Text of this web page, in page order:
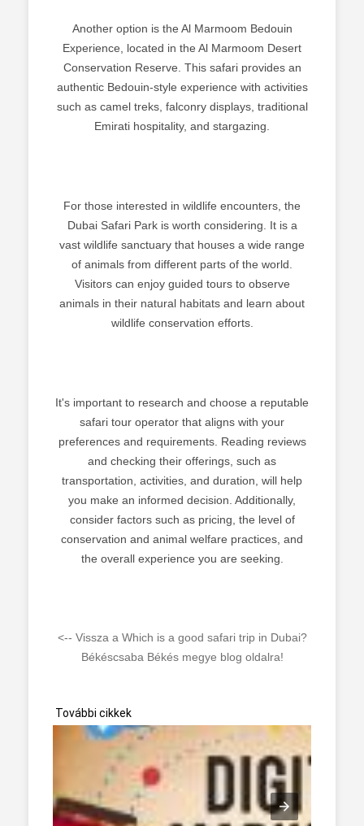
Another option is the Al Marmoom Bedouin
Experience, located in the Al Marmoom Desert
Conservation Reserve. This safari provides an
authentic Bedouin-style experience with activities
such as camel treks, falconry displays, traditional
Emirati hospitality, and stargazing.
For those interested in wildlife encounters, the
Dubai Safari Park is worth considering. It is a
vast wildlife sanctuary that houses a wide range
of animals from different parts of the world.
Visitors can enjoy guided tours to observe
animals in their natural habitats and learn about
wildlife conservation efforts.
It's important to research and choose a reputable
safari tour operator that aligns with your
preferences and requirements. Reading reviews
and checking their offerings, such as
transportation, activities, and duration, will help
you make an informed decision. Additionally,
consider factors such as pricing, the level of
conservation and animal welfare practices, and
the overall experience you are seeking.
<-- Vissza a Which is a good safari trip in Dubai?
Békéscsaba Békés megye blog oldalra!
További cikkek